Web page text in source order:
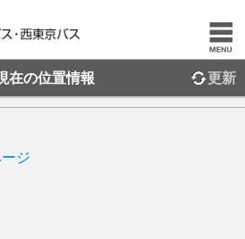
在の位置情報 更新
ジ